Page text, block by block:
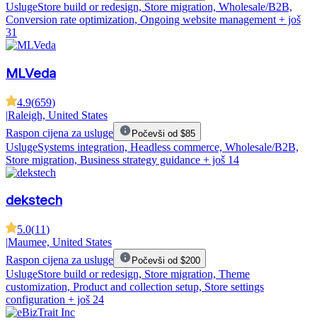
UslugeStore build or redesign, Store migration, Wholesale/B2B,
Conversion rate optimization, Ongoing website management + još
31
MLVeda
4.9(659)
|Raleigh, United States
Raspon cijena za usluge
Počevši od $85
UslugeSystems integration, Headless commerce, Wholesale/B2B,
Store migration, Business strategy guidance + još 14
dekstech
5.0(11)
|Maumee, United States
Raspon cijena za usluge
Počevši od $200
UslugeStore build or redesign, Store migration, Theme
customization, Product and collection setup, Store settings
configuration + još 24